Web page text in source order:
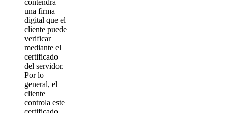
una firma
digital que el
cliente puede
verificar
mediante el
certificado
del servidor.
Por lo
general, el
cliente
controla este